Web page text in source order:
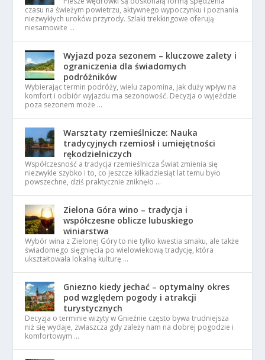
czasu na świeżym powietrzu, aktywnego wypoczynku i poznania
niezwykłych uroków przyrody. Szlaki trekkingowe oferują
niesamowite …
Wyjazd poza sezonem – kluczowe zalety i
ograniczenia dla świadomych
podróżników
Wybierając termin podróży, wielu zapomina, jak duży wpływ na
komfort i odbiór wyjazdu ma sezonowość. Decyzja o wyjeździe
poza sezonem może …
Warsztaty rzemieślnicze: Nauka
tradycyjnych rzemiosł i umiejętności
rękodzielniczych
Współczesność a tradycja rzemieślnicza Świat zmienia się
niezwykle szybko i to, co jeszcze kilkadziesiąt lat temu było
powszechne, dziś praktycznie zniknęło …
Zielona Góra wino – tradycja i
współczesne oblicze lubuskiego
winiarstwa
Wybór wina z Zielonej Góry to nie tylko kwestia smaku, ale także
świadomego sięgnięcia po wielowiekową tradycję, która
ukształtowała lokalną kulturę …
Gniezno kiedy jechać – optymalny okres
pod względem pogody i atrakcji
turystycznych
Decyzja o terminie wizyty w Gnieźnie często bywa trudniejsza
niż się wydaje, zwłaszcza gdy zależy nam na dobrej pogodzie i
komfortowym …